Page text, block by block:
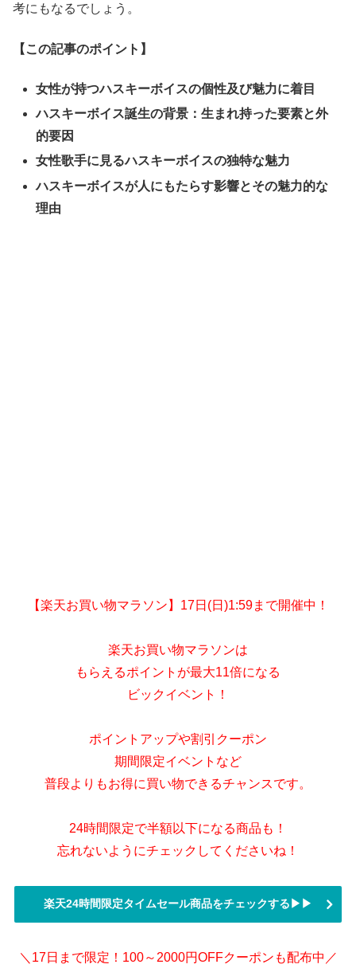
考にもなるでしょう。
【この記事のポイント】
女性が持つハスキーボイスの個性及び魅力に着目
ハスキーボイス誕生の背景：生まれ持った要素と外
的要因
女性歌手に見るハスキーボイスの独特な魅力
ハスキーボイスが人にもたらす影響とその魅力的な
理由
【楽天お買い物マラソン】17日(日)1:59まで開催中！
楽天お買い物マラソンは
もらえるポイントが最大11倍になる
ビックイベント！
ポイントアップや割引クーポン
期間限定イベントなど
普段よりもお得に買い物できるチャンスです。
24時間限定で半額以下になる商品も！
忘れないようにチェックしてくださいね！
楽天24時間限定タイムセール商品をチェックする▶▶
＼17日まで限定！100～2000円OFFクーポンも配布中／